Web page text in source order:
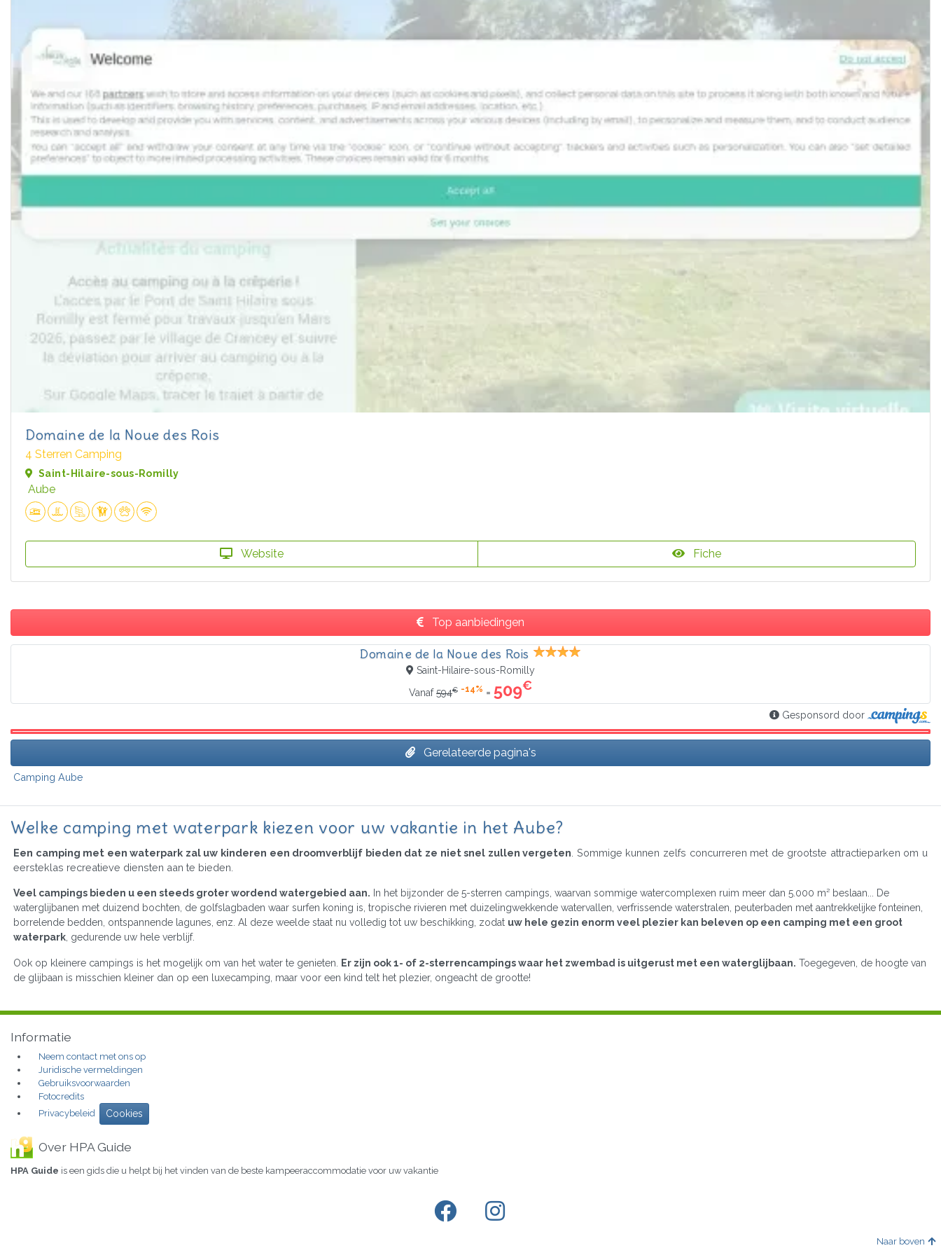
Domaine de la Noue des Rois
4 Sterren Camping
Saint-Hilaire-sous-Romilly
Aube
Website Fiche
Top aanbiedingen
Domaine de la Noue des Rois
Saint-Hilaire-sous-Romilly
Vanaf594€ -14% = 509€
Gesponsord door
Gerelateerde pagina's
Camping Aube
Welke camping met waterpark kiezen voor uw vakantie in het Aube?
Een camping met een waterpark zal uw kinderen een droomverblijf bieden dat ze niet snel zullen vergeten . Sommige kunnen zelfs concurreren met de grootste attractieparken om u
eersteklas recreatieve diensten aan te bieden.
Veel campings bieden u een steeds groter wordend watergebied aan. In het bijzonder de 5-sterren campings, waarvan sommige watercomplexen ruim meer dan 5.000 m² beslaan... De
waterglijbanen met duizend bochten, de golfslagbaden waar surfen koning is, tropische rivieren met duizelingwekkende watervallen, verfrissende waterstralen, peuterbaden met aantrekkelijke fonteinen,
borrelende bedden, ontspannende lagunes, enz. Al deze weelde staat nu volledig tot uw beschikking, zodat uw hele gezin enorm veel plezier kan beleven op een camping met een groot
waterpark , gedurende uw hele verblijf.
Ook op kleinere campings is het mogelijk om van het water te genieten. Er zijn ook 1- of 2-sterrencampings waar het zwembad is uitgerust met een waterglijbaan. Toegegeven, de hoogte van
de glijbaan is misschien kleiner dan op een luxecamping, maar voor een kind telt het plezier, ongeacht de grootte!
Informatie
Neem contact met ons op
Juridische vermeldingen
Gebruiksvoorwaarden
Fotocredits
Privacybeleid
Cookies
Over HPA Guide
HPA Guide is een gids die u helpt bij het vinden van de beste kampeeraccommodatie voor uw vakantie
Naar boven